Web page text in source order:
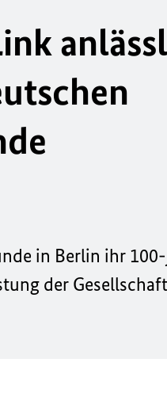
in Berlin ihr
der